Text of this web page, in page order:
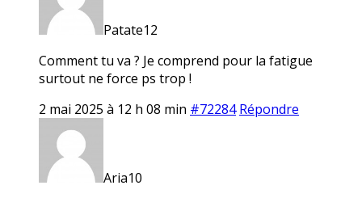
Patate12
Comment tu va ? Je comprend pour la fatigue
surtout ne force ps trop !
2 mai 2025 à 12 h 08 min #72284 Répondre
Aria10